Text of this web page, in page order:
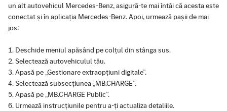
un alt autovehicul Mercedes-Benz, asigură-te mai întâi că acesta este
conectat și în aplicația Mercedes-Benz. Apoi, urmează pașii de mai
jos:
Deschide meniul apăsând pe colțul din stânga sus.
Selectează autovehiculul tău.
Apasă pe „Gestionare extraopțiuni digitale”.
Selectează subsecțiunea „MB.CHARGE”.
Apasă pe „MB.CHARGE Public”.
Urmează instrucțiunile pentru a-ți actualiza detaliile.